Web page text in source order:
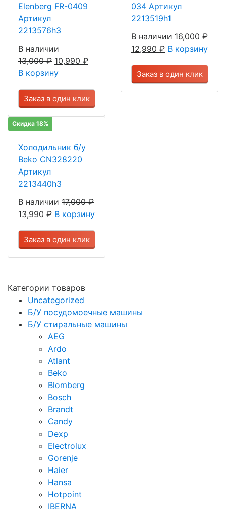
Elenberg FR-0409
Артикул
2213576h3
В наличии
13,000₽ 10,990 ₽
В корзину
Заказ в один клик
034 Артикул
2213519h1
В наличии 16,000₽
12,990 ₽ В корзину
Заказ в один клик
Скидка 18%
Холодильник б/у
Beko CN328220
Артикул
2213440h3
В наличии 17,000₽
13,990 ₽ В корзину
Заказ в один клик
Категории товаров
Uncategorized
Б/У посудомоечные машины
Б/У стиральные машины
AEG
Ardo
Atlant
Beko
Blomberg
Bosch
Brandt
Candy
Dexp
Electrolux
Gorenje
Haier
Hansa
Hotpoint
IBERNA